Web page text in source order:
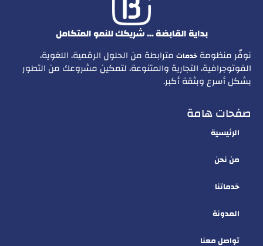
بداية القابضة … شريكك للنمو المتكامل
نوفّر منظومة خدمات مترابطة من الحلول الرقمية، اللغوية،
الفوتوجرافية، التجارية والمتنوعة، لتمكين مشروعك من التطور
بشكل أسرع وبثقة أكبر.
صفحات هامة
الرئيسية
من نحن
خدماتنا
المدونة
تواصل معنا